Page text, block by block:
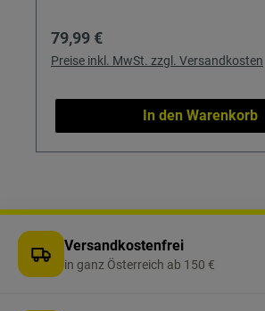
Regulärer Preis:
79,99 €
Preise inkl. MwSt. zzgl. Versandkosten
In den Warenkorb
Versandkostenfrei
in ganz Österreich ab 150 €